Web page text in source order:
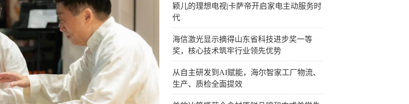
颖儿的理想电视|卡萨帝开启家电主动服务时
代
海信激光显示摘得山东省科技进步奖一等
奖，核心技术筑牢行业领先优势
从自主研发到AI赋能，海尔智家工厂物流、
生产、质检全面提效